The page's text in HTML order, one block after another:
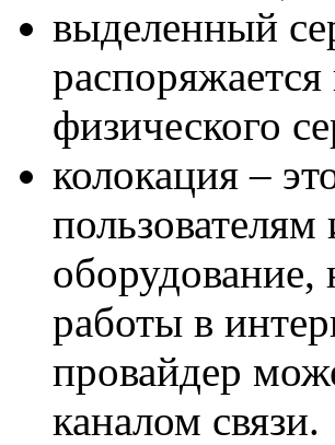
выделенный
физического
колокация –
работы в
провайдер
каналом связи.